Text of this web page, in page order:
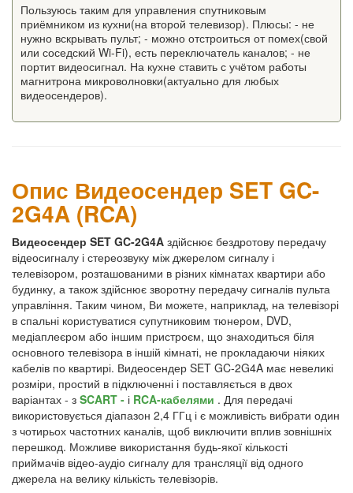
Пользуюсь таким для управления спутниковым
приёмником из кухни(на второй телевизор). Плюсы: - не
нужно вскрывать пульт; - можно отстроиться от помех(свой
или соседский Wi-Fi), есть переключатель каналов; - не
портит видеосигнал. На кухне ставить с учётом работы
магнитрона микроволновки(актуально для любых
видеосендеров).
Опис Видеосендер SET GC-
2G4A (RCA)
Видеосендер SET GC-2G4A здійснює бездротову передачу
відеосигналу і стереозвуку між джерелом сигналу і
телевізором, розташованими в різних кімнатах квартири або
будинку, а також здійснює зворотну передачу сигналів пульта
управління. Таким чином, Ви можете, наприклад, на телевізорі
в спальні користуватися супутниковим тюнером, DVD,
медіаплеєром або іншим пристроєм, що знаходиться біля
основного телевізора в іншій кімнаті, не прокладаючи ніяких
кабелів по квартирі. Видеосендер SET GC-2G4A має невеликі
розміри, простий в підключенні і поставляється в двох
варіантах - з SCART - і RCA-кабелями . Для передачі
використовується діапазон 2,4 ГГц і є можливість вибрати один
з чотирьох частотних каналів, щоб виключити вплив зовнішніх
перешкод. Можливе використання будь-якої кількості
приймачів відео-аудіо сигналу для трансляції від одного
джерела на велику кількість телевізорів.